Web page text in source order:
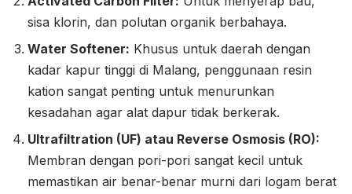
sisa klorin, dan polutan organik berbahaya.
Water Softener: Khusus untuk daerah dengan
kadar kapur tinggi di Malang, penggunaan resin
kation sangat penting untuk menurunkan
kesadahan agar alat dapur tidak berkerak.
Ultrafiltration (UF) atau Reverse Osmosis (RO):
Membran dengan pori-pori sangat kecil untuk
memastikan air benar-benar murni dari logam berat